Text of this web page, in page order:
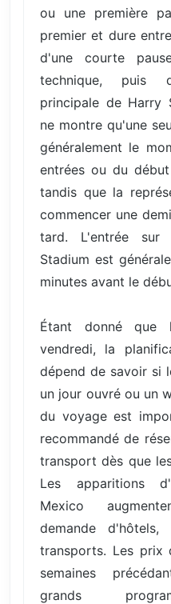
ou une première
premier et dure
d'une courte
technique, puis
principale de Harry
ne montre qu'une
généralement le
entrées ou du
tandis que la
commencer une
tard. L'entrée sur
Stadium est
minutes avant le
Étant donné que
vendredi, la
dépend de savoir si
un jour ouvré ou un
du voyage est
recommandé de
transport dès que
Les apparitions
Mexico
demande
transports. Les prix
semaines
grands